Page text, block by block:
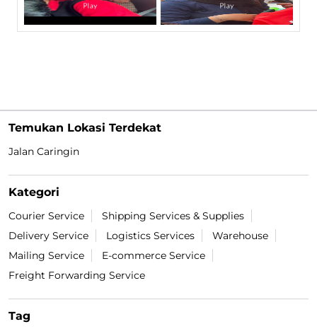
Temukan Lokasi Terdekat
Jalan Caringin
Kategori
Courier Service
Shipping Services & Supplies
Delivery Service
Logistics Services
Warehouse
Mailing Service
E-commerce Service
Freight Forwarding Service
Tag